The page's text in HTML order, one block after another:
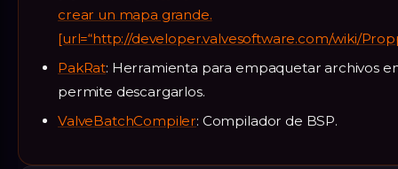
crear un mapa grande.
[url=“http://developer.valvesoftware.com/wiki/
PakRat: Herramienta para empaquetar archivos
permite descargarlos.
ValveBatchCompiler: Compilador de BSP.